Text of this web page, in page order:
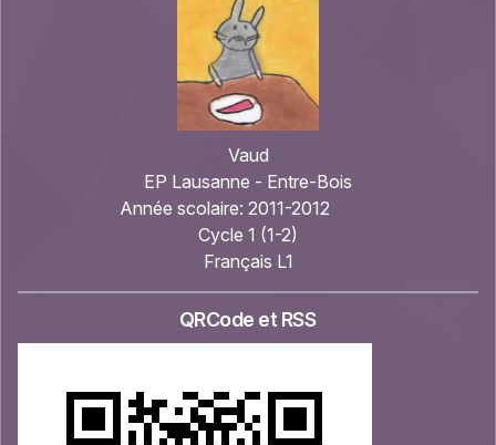
Vaud
EP Lausanne - Entre-Bois
Année scolaire: 2011-2012
Cycle 1 (1-2)
Français L1
QRCode et RSS